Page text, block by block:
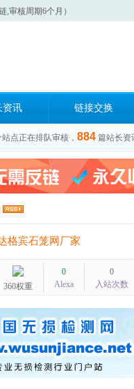
,审核周期6个月）
资讯 链接交换
站点正在排队审核， 884 篇站长资
格宾石笼网厂家
360权重
0
Alexa
0
入站次数